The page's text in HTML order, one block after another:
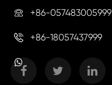
 +86-057483005999
 +86-18057437999